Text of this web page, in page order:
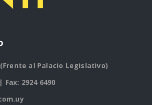
al Palacio Legislativo)
2924 6490